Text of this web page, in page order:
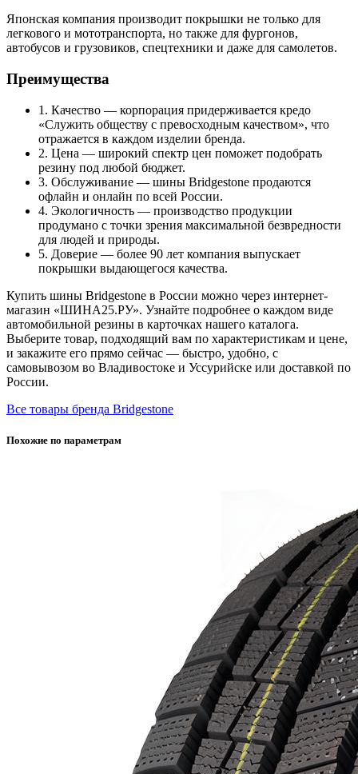
Японская компания производит покрышки не только для
легкового и мототранспорта, но также для фургонов,
автобусов и грузовиков, спецтехники и даже для самолетов.
Преимущества
1. Качество — корпорация придерживается кредо
«Служить обществу с превосходным качеством», что
отражается в каждом изделии бренда.
2. Цена — широкий спектр цен поможет подобрать
резину под любой бюджет.
3. Обслуживание — шины Bridgestone продаются
офлайн и онлайн по всей России.
4. Экологичность — производство продукции
продумано с точки зрения максимальной безвредности
для людей и природы.
5. Доверие — более 90 лет компания выпускает
покрышки выдающегося качества.
Купить шины Bridgestone в России можно через интернет-
магазин «ШИНА25.РУ». Узнайте подробнее о каждом виде
автомобильной резины в карточках нашего каталога.
Выберите товар, подходящий вам по характеристикам и цене,
и закажите его прямо сейчас — быстро, удобно, с
самовывозом во Владивостоке и Уссурийске или доставкой по
России.
Все товары бренда Bridgestone
Похожие по параметрам